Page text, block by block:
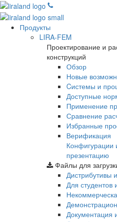
Продукты
LIRA-FEM
Проектирование и
конструкций
Обзор
Новые
Cистемы и
Доступные
Применение
Сравнение
Избранные
Верификация
Конфигурации
презентацию
Файлы для
Дистрибутивы
Для студентов
Документация